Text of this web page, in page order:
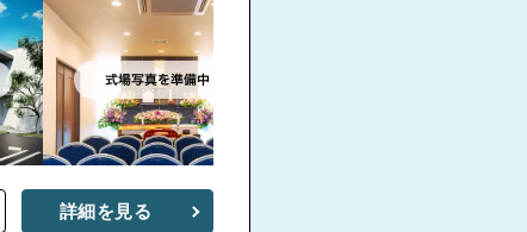
詳細を見る
宝泉寺別院斎場